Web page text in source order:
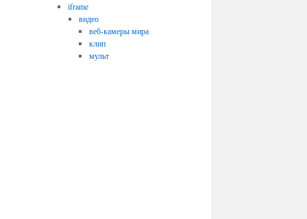
iframe
видео
веб-камеры мира
клип
мульт